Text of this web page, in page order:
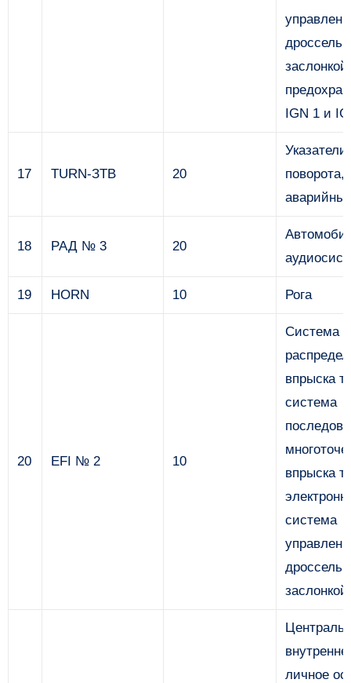
заслонкой,
IGN 1 и
17 TURN-ЗТВ 20
Указатели
поворота,
18 РАД № 3 20
19 HORN 10 Рога
20 EFI № 2 10
Система
впрыска
система
впрыска
система
заслонкой
личное